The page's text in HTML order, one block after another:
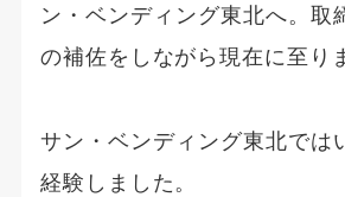
ン・ベンディング東北へ。取
の補佐をしながら現在に至り
サン・ベンディング東北では
経験しました。